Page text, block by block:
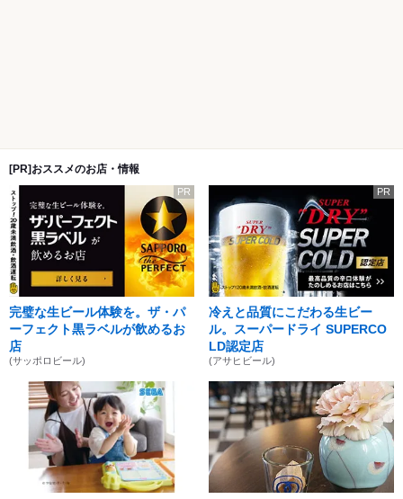
[PR]おススメのお店・情報
PR
完璧な生ビール体験を。ザ・パ
ーフェクト黒ラベルが飲めるお
店
(サッポロビール)
PR
冷えと品質にこだわる生ビー
ル。スーパードライ SUPERCO
LD認定店
(アサヒビール)